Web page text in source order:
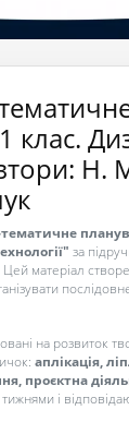
клас.
Н.
за
Цей матеріал
на розвиток
аплікація,
проєктна
і